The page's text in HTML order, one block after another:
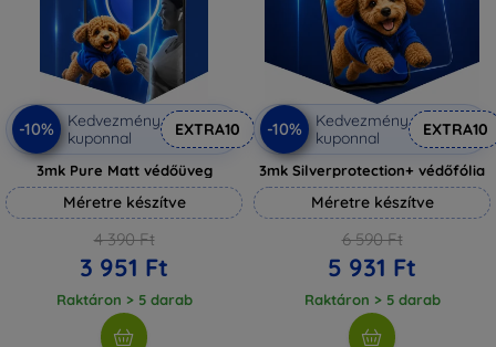
-10%
Kedvezmény
kuponnal
EXTRA10
3mk Pure Matt védőüveg
Méretre készítve
4 390 Ft
3 951 Ft
Raktáron > 5 darab
-10%
Kedvezmény
kuponnal
EXTRA10
3mk Silverprotection+ védőfólia
Méretre készítve
6 590 Ft
5 931 Ft
Raktáron > 5 darab